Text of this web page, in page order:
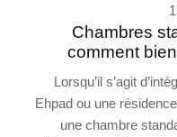
Chambres
comment
Lorsqu’il s’agit
Ehpad ou une
une chambre